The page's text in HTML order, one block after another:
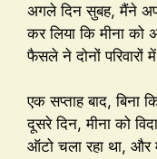
अगले दिन सुबह, मैंने
कर लिया कि मीना
फैसले ने दोनों परिवारों
एक सप्ताह बाद, बिना
दूसरे दिन, मीना को
ऑटो चला रहा था,